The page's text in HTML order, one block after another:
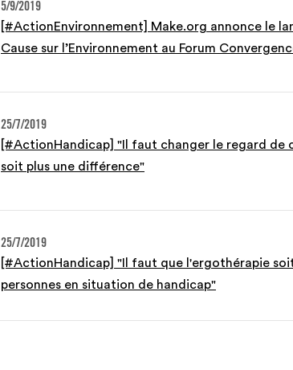
5/9/2019
[#ActionEnvironnement] Make.org annonce le
Cause sur l’Environnement au Forum
25/7/2019
[#ActionHandicap] "Il faut changer le regard de
soit plus une différence"
25/7/2019
[#ActionHandicap] "Il faut que l'ergothérapie
personnes en situation de handicap"